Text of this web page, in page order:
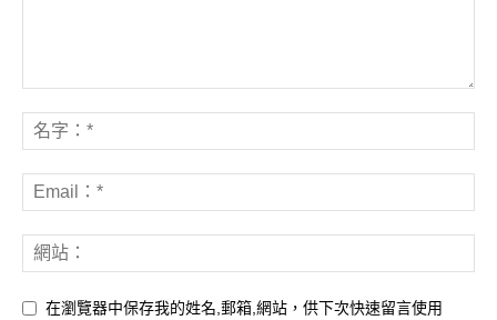
在瀏覽器中保存我的姓名,郵箱,網站，供下次快速留言使用